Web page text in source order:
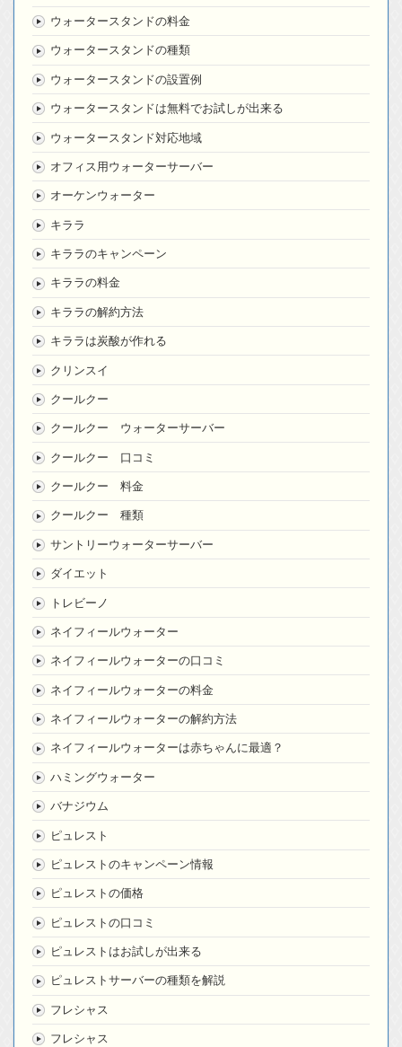
ウォータースタンドの料金
ウォータースタンドの種類
ウォータースタンドの設置例
ウォータースタンドは無料でお試しが出来る
ウォータースタンド対応地域
オフィス用ウォーターサーバー
オーケンウォーター
キララ
キララのキャンペーン
キララの料金
キララの解約方法
キララは炭酸が作れる
クリンスイ
クールクー
クールクー ウォーターサーバー
クールクー 口コミ
クールクー 料金
クールクー 種類
サントリーウォーターサーバー
ダイエット
トレビーノ
ネイフィールウォーター
ネイフィールウォーターの口コミ
ネイフィールウォーターの料金
ネイフィールウォーターの解約方法
ネイフィールウォーターは赤ちゃんに最適？
ハミングウォーター
バナジウム
ピュレスト
ピュレストのキャンペーン情報
ピュレストの価格
ピュレストの口コミ
ピュレストはお試しが出来る
ピュレストサーバーの種類を解説
フレシャス
フレシャス